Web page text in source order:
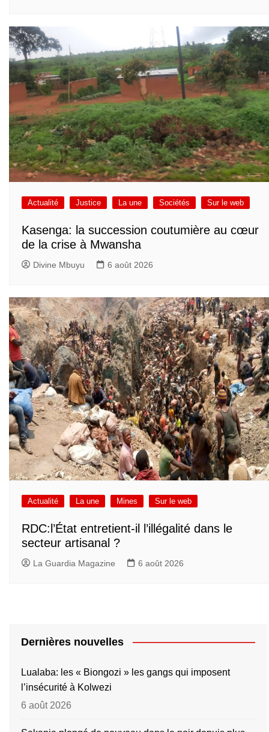
Actualité Justice La une Sociétés Sur le web
Kasenga: la succession coutumière au cœur
de la crise à Mwansha
Divine Mbuyu 6 août 2026
Actualité La une Mines Sur le web
RDC:l’État entretient-il l’illégalité dans le
secteur artisanal ?
La Guardia Magazine 6 août 2026
Dernières nouvelles
Lualaba: les « Biongozi » les gangs qui imposent
l’insécurité à Kolwezi
6 août 2026